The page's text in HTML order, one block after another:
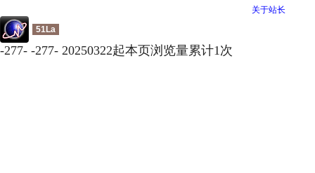
关于站长
51La
-277- -277- 20250322起本页浏览量累计1次